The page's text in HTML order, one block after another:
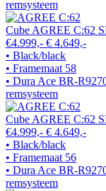
remsysteem
Cube AGREE C:62
€4.999,- € 4.649,-
• Black/black
• Framemaat 58
• Dura Ace BR-
remsysteem
Cube AGREE C:62
€4.999,- € 4.649,-
• Black/black
• Framemaat 56
• Dura Ace BR-
remsysteem